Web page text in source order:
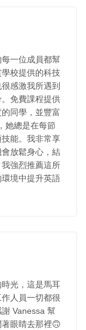
一位成員都幫
校提供的科技
感激我所遇到
免費課程提供
同學，並豐富
她總是在每節
能。我非常享
放鬆身心，結
強烈推薦這所
境中提升英語
光，這是馬耳
人員一切都很
Vanessa 幫
眼睛去那裡🙃